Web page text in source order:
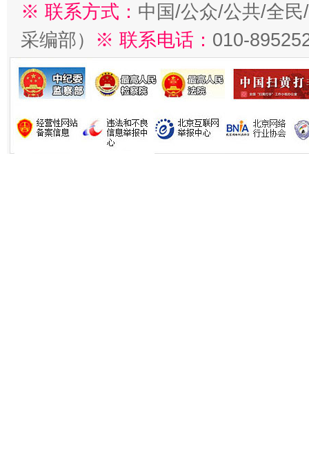
※ 联系方式： 中国/公众/公共/全
采编部） ※ 联系电话： 010-